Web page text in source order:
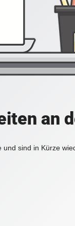
an
sind in Kürze